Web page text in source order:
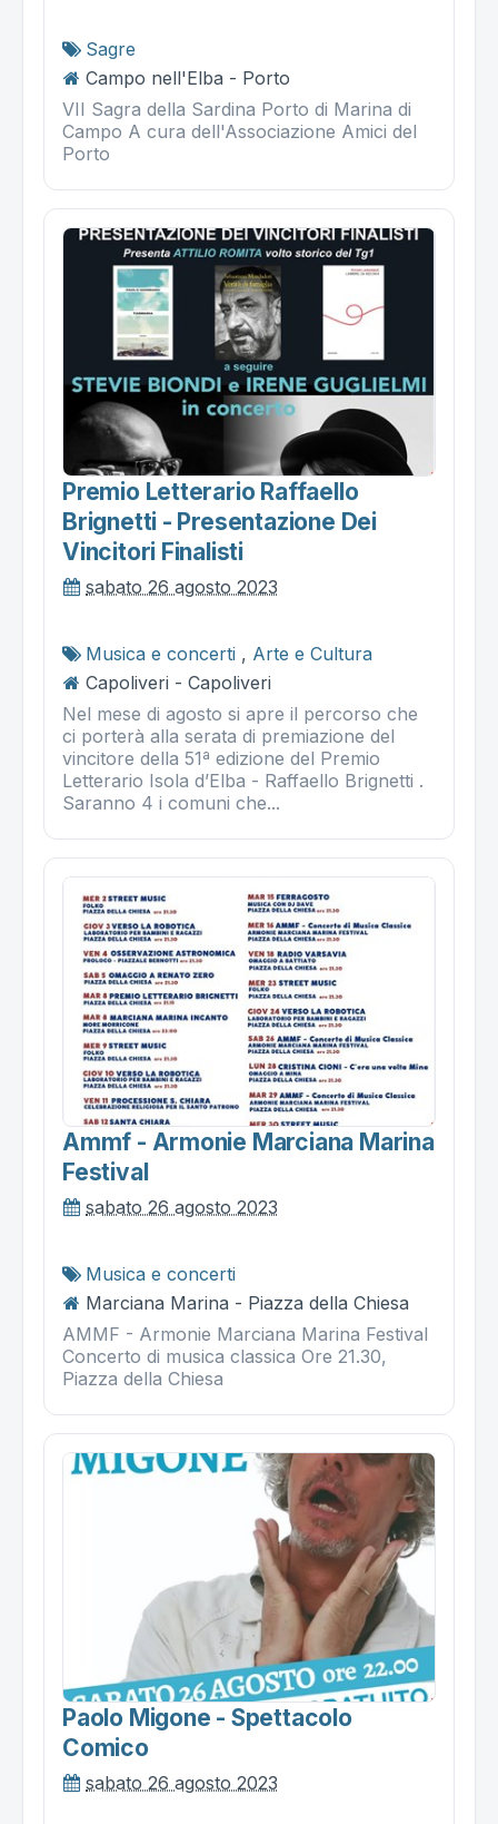
Sagre
Campo nell'Elba - Porto
VII Sagra della Sardina Porto di Marina di
Campo A cura dell'Associazione Amici del
Porto
Premio Letterario Raffaello
Brignetti - Presentazione Dei
Vincitori Finalisti
sabato 26 agosto 2023
Musica e concerti , Arte e Cultura
Capoliveri - Capoliveri
Nel mese di agosto si apre il percorso che
ci porterà alla serata di premiazione del
vincitore della 51ª edizione del Premio
Letterario Isola d’Elba - Raffaello Brignetti .
Saranno 4 i comuni che...
Ammf - Armonie Marciana Marina
Festival
sabato 26 agosto 2023
Musica e concerti
Marciana Marina - Piazza della Chiesa
AMMF - Armonie Marciana Marina Festival
Concerto di musica classica Ore 21.30,
Piazza della Chiesa
Paolo Migone - Spettacolo
Comico
sabato 26 agosto 2023